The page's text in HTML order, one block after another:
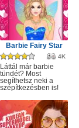
Barbie Fairy Star
4K
Láttál már barbie
tündét? Most
segíthetsz neki a
szépítkezésben is!